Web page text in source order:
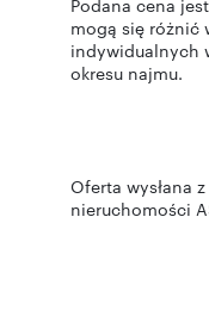
Podana cena
mogą się różnić
indywidualnych
okresu najmu.
Oferta wysłana
nieruchomości